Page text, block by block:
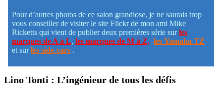
Pour d’autres photos de ce salon grandiose, je ne saurais trop
vous conseiller de visiter le site Flickr de mon ami Mike
Ricketts qui vient de publier deux premières série surles
marques de A à L, les marques de M à Z, les Yamaha TZ
et surles side-cars .
Lino Tonti : L’ingénieur de tous les défis